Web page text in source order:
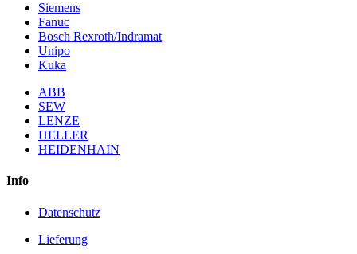
Siemens
Fanuc
Bosch Rexroth/Indramat
Unipo
Kuka
ABB
SEW
LENZE
HELLER
HEIDENHAIN
Info
Datenschutz
Lieferung